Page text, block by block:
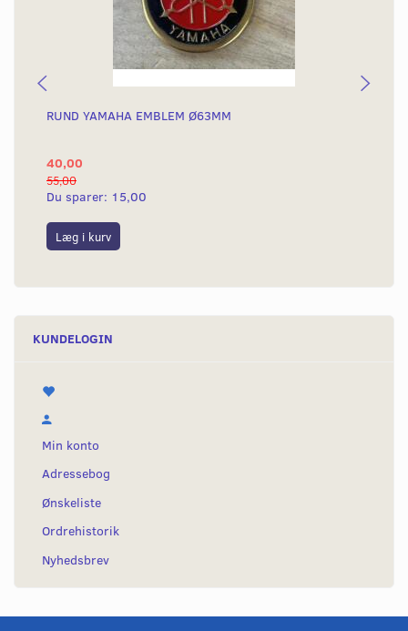
RUND YAMAHA EMBLEM Ø63MM
40,00
55,00
Du sparer: 15,00
Læg i kurv
KUNDELOGIN
Min konto
Adressebog
Ønskeliste
Ordrehistorik
Nyhedsbrev